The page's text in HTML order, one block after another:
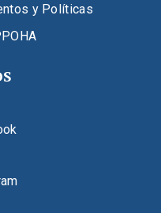
y Políticas